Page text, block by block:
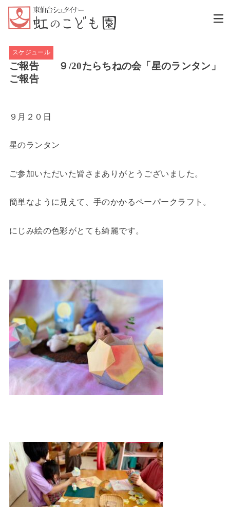
スケジュール
ご報告 ９/20たらちねの会「星のランタン」
ご報告
９月２０日
星のランタン
ご参加いただいた皆さまありがとうございました。
簡単なように見えて、手のかかるペーパークラフト。
にじみ絵の色彩がとても綺麗です。